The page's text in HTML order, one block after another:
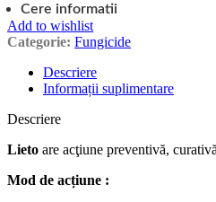
Cere informatii
Add to wishlist
Categorie: Fungicide
Descriere
Informații suplimentare
Descriere
Lieto are acţiune preventivă,
Mod de acțiune :